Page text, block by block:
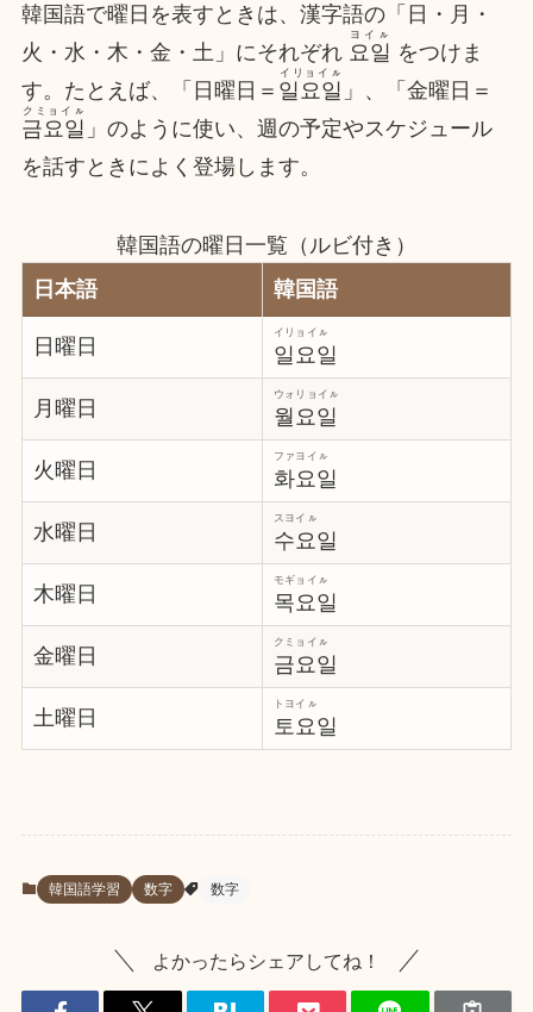
韓国語で曜日を表すときは、漢字語の「日・月・
火・水・木・金・土」にそれぞれ 요일
ヨイㇽ
をつけま
す。たとえば、「日曜日＝ 일요일
イリョイㇽ
」、「金曜日＝
금요일
クミョイㇽ
」のように使い、週の予定やスケジュール
を話すときによく登場します。
韓国語の曜日一覧（ルビ付き）
日本語
韓国語
日曜日 일요일
イリョイㇽ
月曜日 월요일
ウォリョイㇽ
火曜日 화요일
ファヨイㇽ
水曜日 수요일
スヨイㇽ
木曜日 목요일
モギョイㇽ
金曜日 금요일
クミョイㇽ
土曜日 토요일
トヨイㇽ
韓国語学習 数字 数字
よかったらシェアしてね！